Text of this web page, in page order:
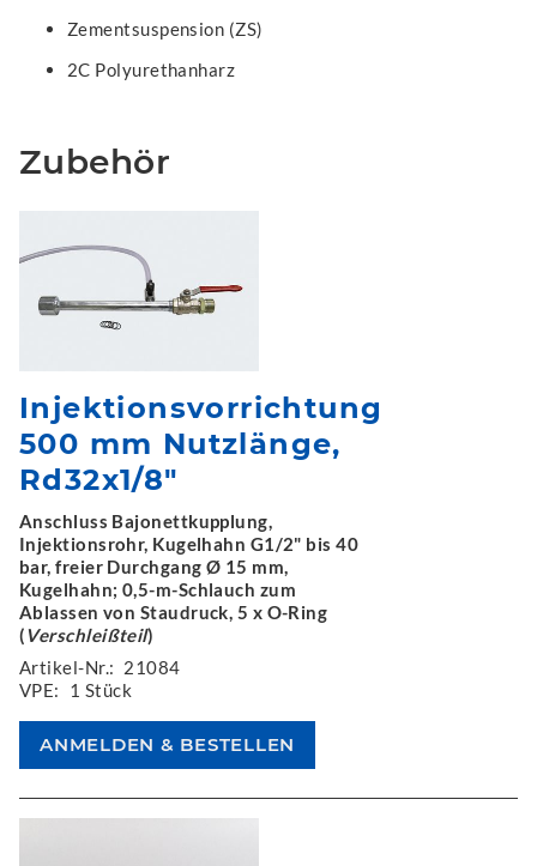
Zementsuspension (ZS)
2C Polyurethanharz
Zubehör
Injektionsvorrichtung
500 mm Nutzlänge,
Rd32x1/8"
Anschluss Bajonettkupplung,
Injektionsrohr, Kugelhahn G1/2" bis 40
bar, freier Durchgang Ø 15 mm,
Kugelhahn; 0,5-m-Schlauch zum
Ablassen von Staudruck, 5 x O-Ring
(Verschleißteil)
Artikel-Nr.: 21084
VPE:
1 Stück